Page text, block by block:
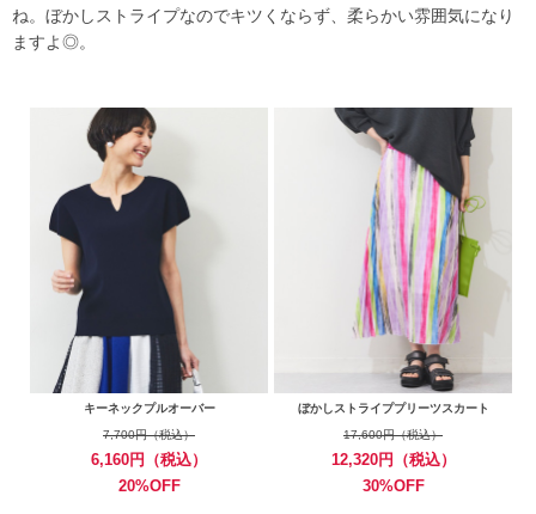
ね。ぼかしストライプなのでキツくならず、柔らかい雰囲気になり
ますよ◎。
キーネックプルオーバー
7,700円（税込）
6,160円（税込）
20%OFF
ぼかしストライププリーツスカート
17,600円（税込）
12,320円（税込）
30%OFF